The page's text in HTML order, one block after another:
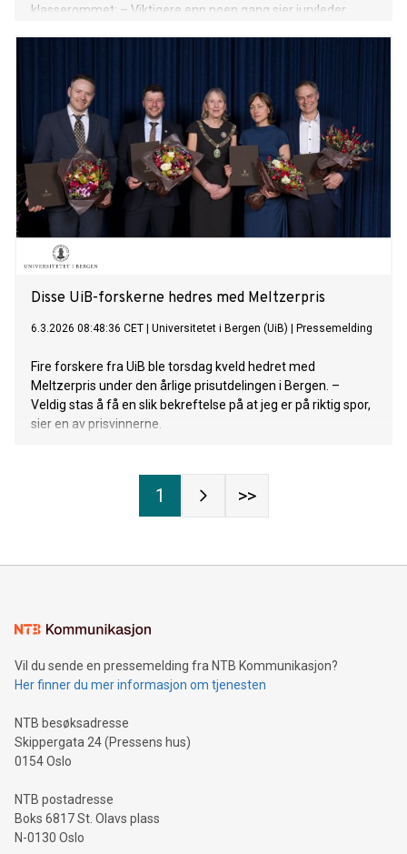
klasserommet: – Viktigere enn noen gang sier juryleder
Disse UiB-forskerne hedres med Meltzerpris
6.3.2026 08:48:36 CET Universitetet i Bergen (UiB) Pressemelding
Fire forskere fra UiB ble torsdag kveld hedret med
Meltzerpris under den årlige prisutdelingen i Bergen. –
Veldig stas å få en slik bekreftelse på at jeg er på riktig spor,
sier en av prisvinnerne.
1 >>
Vil du sende en pressemelding fra NTB Kommunikasjon?
Her finner du mer informasjon om tjenesten
NTB besøksadresse
Skippergata 24 (Pressens hus)
0154 Oslo
NTB postadresse
Boks 6817 St. Olavs plass
N-0130 Oslo